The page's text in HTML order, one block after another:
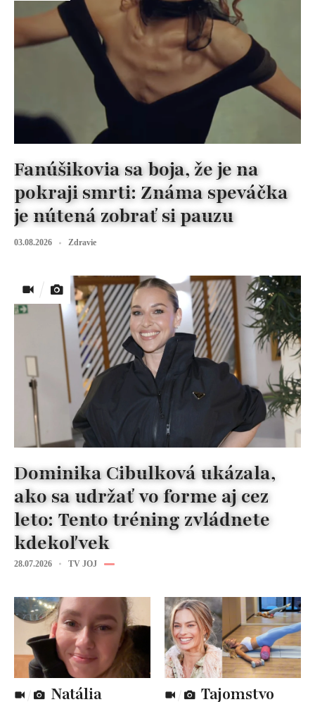
Fanúšikovia sa boja, že je na
pokraji smrti: Známa speváčka
je nútená zobrať si pauzu
03.08.2026 Zdravie
Dominika Cibulková ukázala,
ako sa udržať vo forme aj cez
leto: Tento tréning zvládnete
kdekoľvek
28.07.2026 TV JOJ